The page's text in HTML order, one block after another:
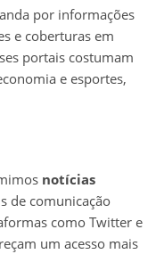
por informações
e coberturas em
portais costumam
e esportes,
notícias
de comunicação
como Twitter e
um acesso mais